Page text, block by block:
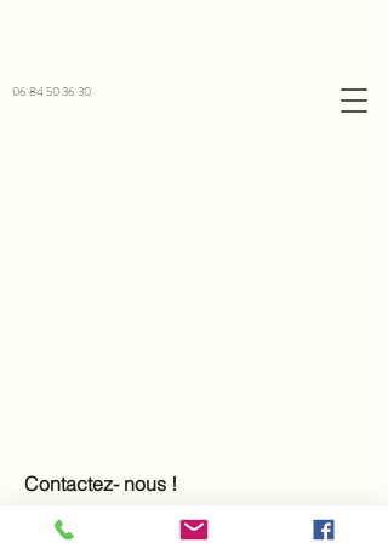
​06 84 50 36 30
Contactez- nous !